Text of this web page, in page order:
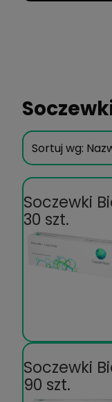
Sortuj wg:
Soczewki
30 szt.
Soczewki
90 szt.